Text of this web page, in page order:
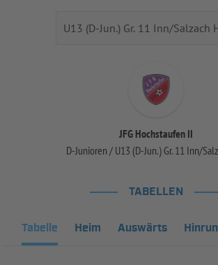
JFG Hochstaufen II
D-Junioren / U13 (D-Jun.) Gr. 11 Inn/
TABELLEN
Tabelle Heim Auswärts